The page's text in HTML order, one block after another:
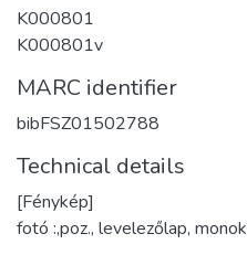
K000801
K000801v
MARC identifier
bibFSZ01502788
Technical details
[Fénykép]
fotó :,poz., levelezőlap,